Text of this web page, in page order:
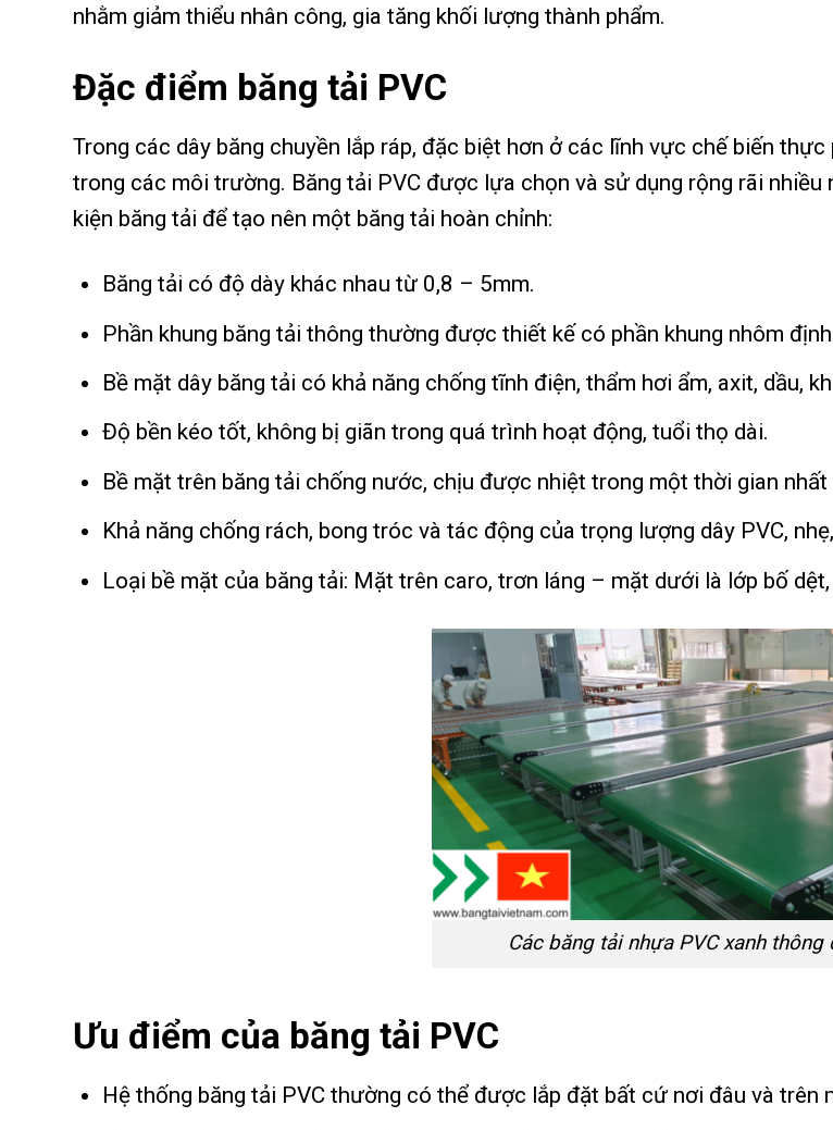
nhằm giảm thiểu nhân công, gia tăng khối lượng thành phẩm.
Đặc điểm băng tải PVC
Trong các dây băng chuyền lắp ráp, đặc biệt hơn ở các lĩnh vực chế biến
trong các môi trường. Băng tải PVC được lựa chọn và sử dụng rộng rãi nhiều
kiện băng tải để tạo nên một băng tải hoàn chỉnh:
Băng tải có độ dày khác nhau từ 0,8 – 5mm.
Phần khung băng tải thông thường được thiết kế có phần khung nhôm
Bề mặt dây băng tải có khả năng chống tĩnh điện, thẩm hơi ẩm, axit, dầu,
Độ bền kéo tốt, không bị giãn trong quá trình hoạt động, tuổi thọ dài.
Bề mặt trên băng tải chống nước, chịu được nhiệt trong một thời gian nhất
Khả năng chống rách, bong tróc và tác động của trọng lượng dây PVC,
Loại bề mặt của băng tải: Mặt trên caro, trơn láng – mặt dưới là lớp bố
Các băng tải nhựa PVC xanh thông
Ưu điểm của băng tải PVC
Hệ thống băng tải PVC thường có thể được lắp đặt bất cứ nơi đâu và trên